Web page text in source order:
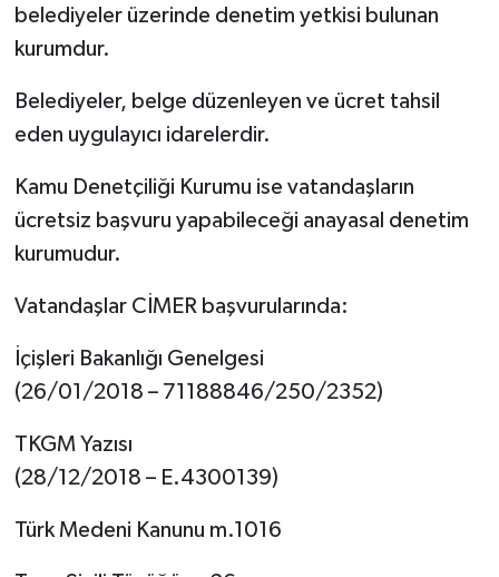
belediyeler üzerinde denetim yetkisi bulunan
kurumdur.
Belediyeler, belge düzenleyen ve ücret tahsil
eden uygulayıcı idarelerdir.
Kamu Denetçiliği Kurumu ise vatandaşların
ücretsiz başvuru yapabileceği anayasal denetim
kurumudur.
Vatandaşlar CİMER başvurularında:
İçişleri Bakanlığı Genelgesi
(26/01/2018 – 71188846/250/2352)
TKGM Yazısı
(28/12/2018 – E.4300139)
Türk Medeni Kanunu m.1016